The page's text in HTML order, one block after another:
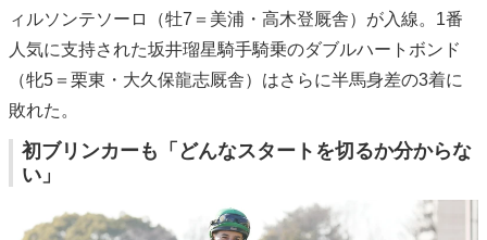
ィルソンテソーロ（牡7＝美浦・高木登厩舎）が入線。1番
人気に支持された坂井瑠星騎手騎乗のダブルハートボンド
（牝5＝栗東・大久保龍志厩舎）はさらに半馬身差の3着に
敗れた。
初ブリンカーも「どんなスタートを切るか分からな
い」